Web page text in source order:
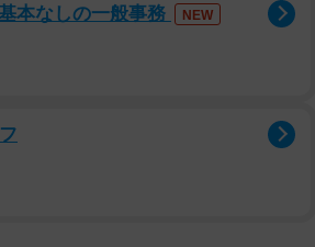
本なしの一般事務 NEW